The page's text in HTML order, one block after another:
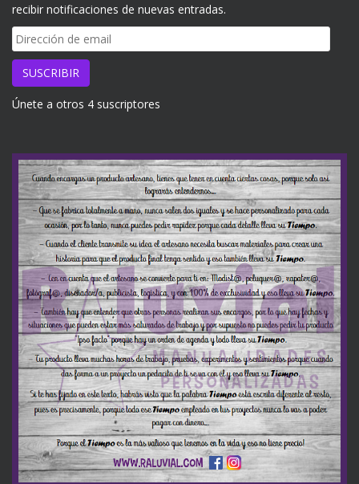
recibir notificaciones de nuevas entradas.
Dirección
de
email
SUSCRIBIR
Únete a otros 4 suscriptores